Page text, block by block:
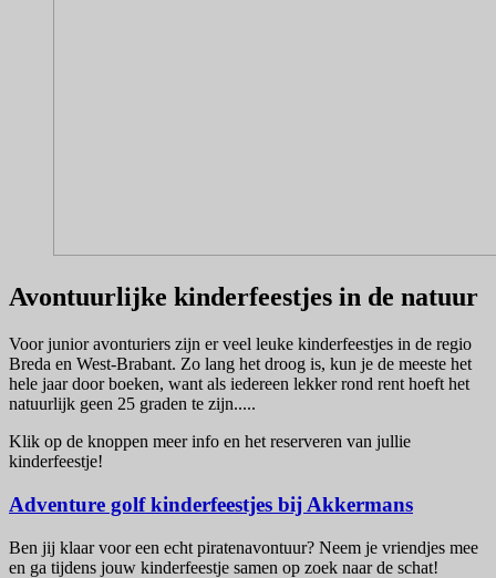
Avontuurlijke kinderfeestjes in de natuur
Voor junior avonturiers zijn er veel leuke kinderfeestjes in de regio
Breda en West-Brabant. Zo lang het droog is, kun je de meeste het
hele jaar door boeken, want als iedereen lekker rond rent hoeft het
natuurlijk geen 25 graden te zijn.....
Klik op de knoppen meer info en het reserveren van jullie
kinderfeestje!
Adventure golf kinderfeestjes bij Akkermans
Ben jij klaar voor een echt piratenavontuur? Neem je vriendjes mee
en ga tijdens jouw kinderfeestje samen op zoek naar de schat!